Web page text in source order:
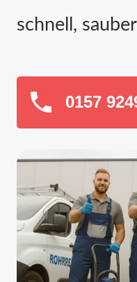
schnell,
0157